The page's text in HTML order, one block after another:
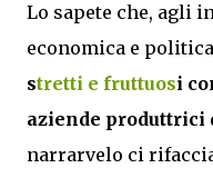
Lo sapete che, agli
economica e
stretti e fruttuosi
aziende produttrici
narrarvelo ci